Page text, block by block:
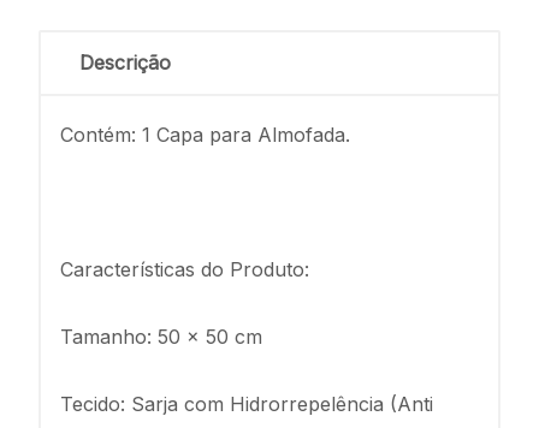
Descrição
Contém: 1 Capa para Almofada.
Características do Produto:
Tamanho: 50 x 50 cm
Tecido: Sarja com Hidrorrepelência (Anti